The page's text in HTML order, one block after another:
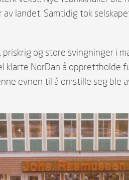
landet. Samtidig tok
og store svingninger i
NorDan å opprettholde
evnen til å omstille seg ble